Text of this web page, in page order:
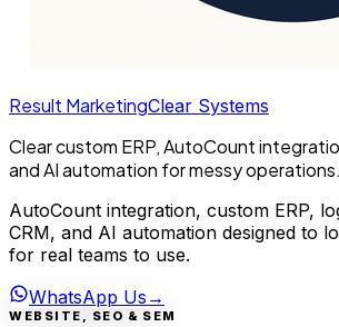
Result MarketingClear Systems
Clear custom ERP, AutoCount
and AI automation for messy operations.
AutoCount integration, custom ERP,
CRM, and AI automation designed to
for real teams to use.
WhatsApp Us →
WEBSITE, SEO & SEM